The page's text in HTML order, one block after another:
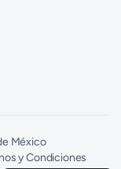
México
y Condiciones